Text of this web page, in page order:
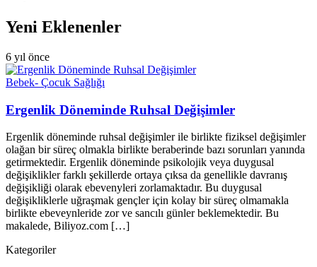
Yeni Eklenenler
6 yıl önce
Bebek- Çocuk Sağlığı
Ergenlik Döneminde Ruhsal Değişimler
Ergenlik döneminde ruhsal değişimler ile birlikte fiziksel değişimler
olağan bir süreç olmakla birlikte beraberinde bazı sorunları yanında
getirmektedir. Ergenlik döneminde psikolojik veya duygusal
değişiklikler farklı şekillerde ortaya çıksa da genellikle davranış
değişikliği olarak ebevenyleri zorlamaktadır. Bu duygusal
değişikliklerle uğraşmak gençler için kolay bir süreç olmamakla
birlikte ebeveynleride zor ve sancılı günler beklemektedir. Bu
makalede, Biliyoz.com […]
Kategoriler